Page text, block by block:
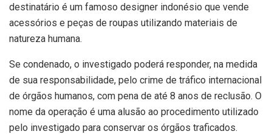
destinatário é um famoso designer indonésio que vende
acessórios e peças de roupas utilizando materiais de
natureza humana.
Se condenado, o investigado poderá responder, na medida
de sua responsabilidade, pelo crime de tráfico internacional
de órgãos humanos, com pena de até 8 anos de reclusão. O
nome da operação é uma alusão ao procedimento utilizado
pelo investigado para conservar os órgãos traficados.